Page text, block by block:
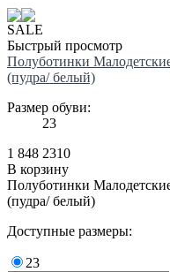
SALE
Быстрый просмотр
Полуботинки
(пудра/ белый)
Размер обуви:
23
1 848 2310
В корзину
Полуботинки
(пудра/ белый)
Доступные размеры:
23